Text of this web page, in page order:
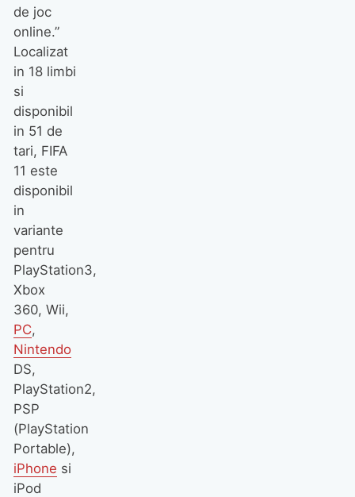
de joc
online.”
Localizat
in 18 limbi
si
disponibil
in 51 de
tari, FIFA
11 este
disponibil
in
variante
pentru
PlayStation3,
Xbox
360, Wii,
PC,
Nintendo
DS,
PlayStation2,
PSP
(PlayStation
Portable),
iPhone si
iPod